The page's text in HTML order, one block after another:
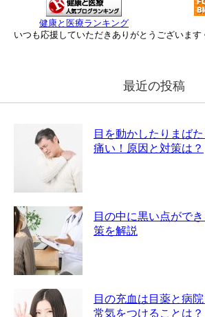
健康と医療ランキング
いつも応援していただきありがとうございます
最近の投稿
目を動かしたりまば
痛い！原因と対策は？
目の中に黒い点がで
策を解説
目の充血は目薬と病
常気をつけることは？